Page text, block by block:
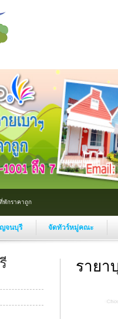
ที่พักราคาถูก
จนบุรี จัดทัวร์หมู่คณะ
รายา